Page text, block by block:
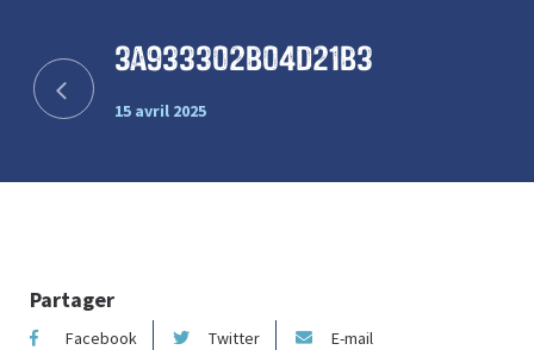
3a933302b04d21b3
15 avril 2025
Partager
Facebook Twitter E-mail